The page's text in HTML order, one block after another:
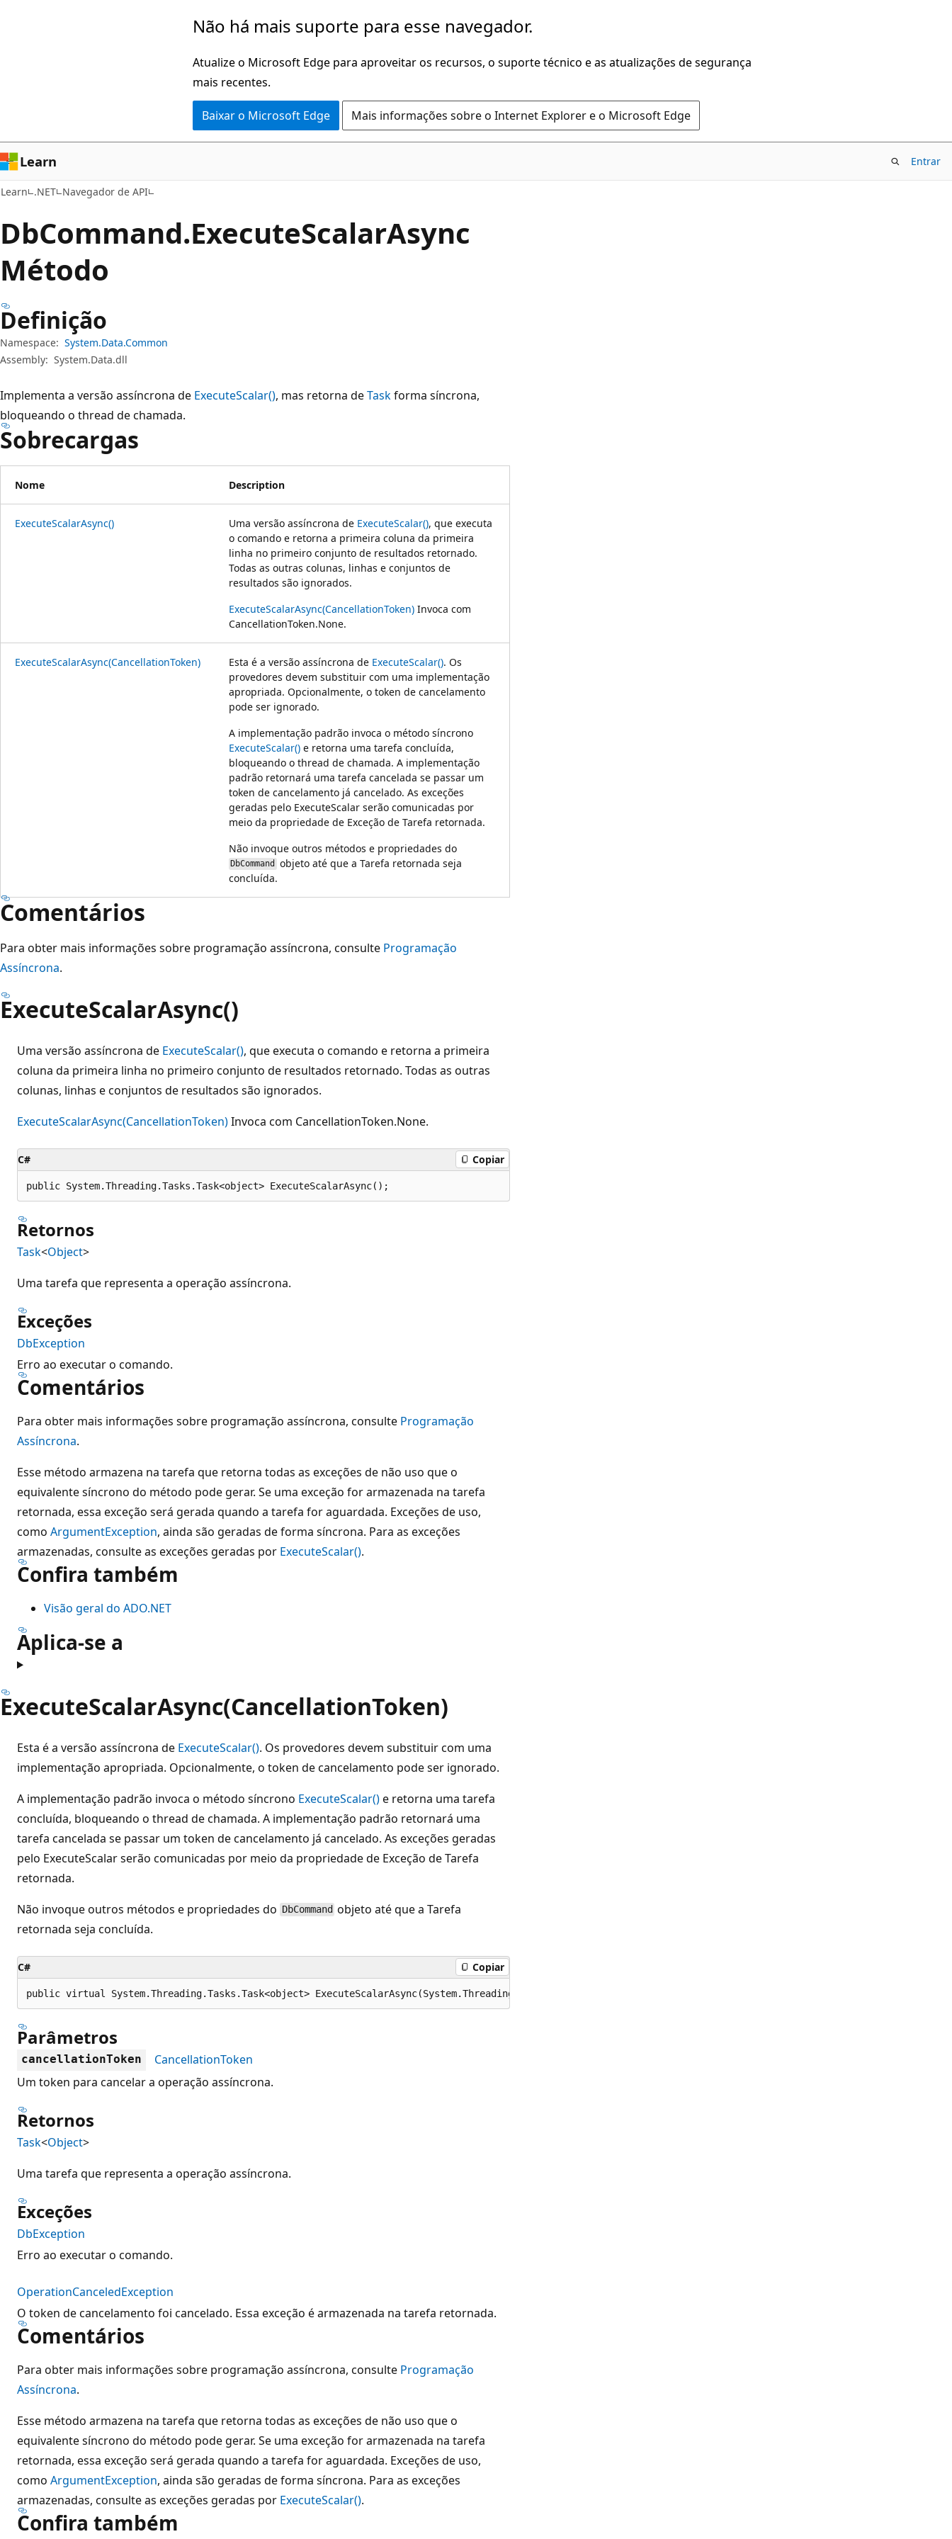
na
página
Não há mais suporte para esse navegador.
Atualize o Microsoft Edge para aproveitar os recursos, o suporte técnico e as atualizações de segurança
mais recentes.
Baixar o Microsoft Edge Mais informações sobre o Internet Explorer e o Microsoft Edge
Learn Entrar
Learn .NET Navegador de API
DbCommand.ExecuteScalarAsync
Método
Definição
Namespace: System.Data.Common
Assembly: System.Data.dll
Implementa a versão assíncrona de ExecuteScalar(), mas retorna deTaskforma síncrona,
bloqueando o thread de chamada.
Sobrecargas
Nome Description
ExecuteScalarAsync() Uma versão assíncrona de ExecuteScalar(), que executa
o comando e retorna a primeira coluna da primeira
linha no primeiro conjunto de resultados retornado.
Todas as outras colunas, linhas e conjuntos de
resultados são ignorados.
ExecuteScalarAsync(CancellationToken) Invoca com
CancellationToken.None.
ExecuteScalarAsync(CancellationToken) Esta é a versão assíncrona de ExecuteScalar(). Os
provedores devem substituir com uma implementação
apropriada. Opcionalmente, o token de cancelamento
pode ser ignorado.
A implementação padrão invoca o método síncrono
ExecuteScalar() e retorna uma tarefa concluída,
bloqueando o thread de chamada. A implementação
padrão retornará uma tarefa cancelada se passar um
token de cancelamento já cancelado. As exceções
geradas pelo ExecuteScalar serão comunicadas por
meio da propriedade de Exceção de Tarefa retornada.
Não invoque outros métodos e propriedades do
DbCommand
objeto até que a Tarefa retornada seja
concluída.
Comentários
Para obter mais informações sobre programação assíncrona, consulte Programação
Assíncrona.
ExecuteScalarAsync()
Uma versão assíncrona de ExecuteScalar(), que executa o comando e retorna a primeira
coluna da primeira linha no primeiro conjunto de resultados retornado. Todas as outras
colunas, linhas e conjuntos de resultados são ignorados.
ExecuteScalarAsync(CancellationToken)Invoca com CancellationToken.None.
C# Copiar
public System.Threading.Tasks.Task<object> ExecuteScalarAsync();
Retornos
Task<Object>
Uma tarefa que representa a operação assíncrona.
Exceções
DbException
Erro ao executar o comando.
Comentários
Para obter mais informações sobre programação assíncrona, consulte Programação
Assíncrona.
Esse método armazena na tarefa que retorna todas as exceções de não uso que o
equivalente síncrono do método pode gerar. Se uma exceção for armazenada na tarefa
retornada, essa exceção será gerada quando a tarefa for aguardada. Exceções de uso,
como ArgumentException, ainda são geradas de forma síncrona. Para as exceções
armazenadas, consulte as exceções geradas por ExecuteScalar().
Confira também
Visão geral do ADO.NET
Aplica-se a
ExecuteScalarAsync(CancellationToken)
Esta é a versão assíncrona de ExecuteScalar(). Os provedores devem substituir com uma
implementação apropriada. Opcionalmente, o token de cancelamento pode ser ignorado.
A implementação padrão invoca o método síncrono ExecuteScalar()e retorna uma tarefa
concluída, bloqueando o thread de chamada. A implementação padrão retornará uma
tarefa cancelada se passar um token de cancelamento já cancelado. As exceções geradas
pelo ExecuteScalar serão comunicadas por meio da propriedade de Exceção de Tarefa
retornada.
Não invoque outros métodos e propriedades do DbCommand objeto até que a Tarefa
retornada seja concluída.
C# Copiar
public virtual System.Threading.Tasks.Task<object> ExecuteScalarAsync(System.Threading.CancellationToken cancellationToken);
Parâmetros
cancellationToken
CancellationToken
Um token para cancelar a operação assíncrona.
Retornos
Task<Object>
Uma tarefa que representa a operação assíncrona.
Exceções
DbException
Erro ao executar o comando.
OperationCanceledException
O token de cancelamento foi cancelado. Essa exceção é armazenada na tarefa retornada.
Comentários
Para obter mais informações sobre programação assíncrona, consulte Programação
Assíncrona.
Esse método armazena na tarefa que retorna todas as exceções de não uso que o
equivalente síncrono do método pode gerar. Se uma exceção for armazenada na tarefa
retornada, essa exceção será gerada quando a tarefa for aguardada. Exceções de uso,
como ArgumentException, ainda são geradas de forma síncrona. Para as exceções
armazenadas, consulte as exceções geradas por ExecuteScalar().
Confira também